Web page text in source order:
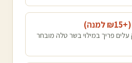
(+₪
15 למנה)
פריך במילוי בשר טלה מובחר